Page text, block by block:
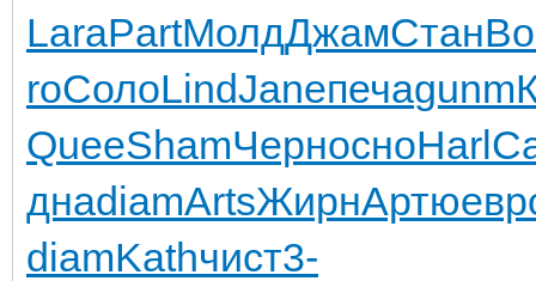
LaraPartМолдДжамСтан
roСолоLindJaneпечаgunm
QueeShamЧерносноHarl
днаdiamArtsЖирнАртю
diamKathчист3-